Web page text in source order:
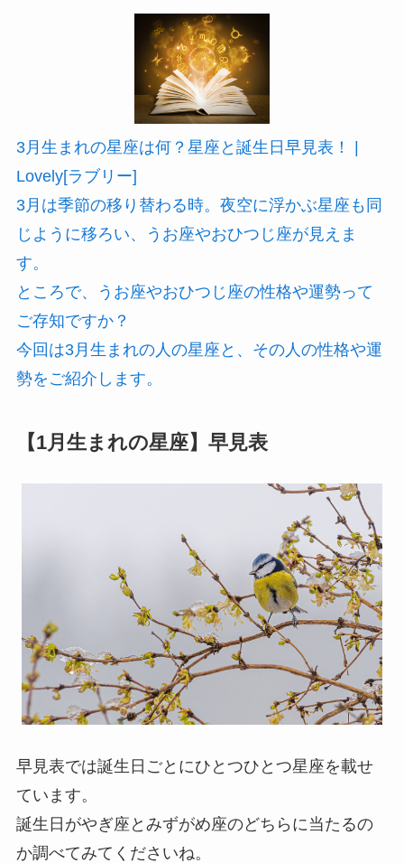
3月生まれの星座は何？星座と誕生日早見表！ |
Lovely[ラブリー]
3月は季節の移り替わる時。夜空に浮かぶ星座も同
じように移ろい、うお座やおひつじ座が見えま
す。
ところで、うお座やおひつじ座の性格や運勢って
ご存知ですか？
今回は3月生まれの人の星座と、その人の性格や運
勢をご紹介します。
【1月生まれの星座】早見表
早見表では誕生日ごとにひとつひとつ星座を載せ
ています。
誕生日がやぎ座とみずがめ座のどちらに当たるの
か調べてみてくださいね。